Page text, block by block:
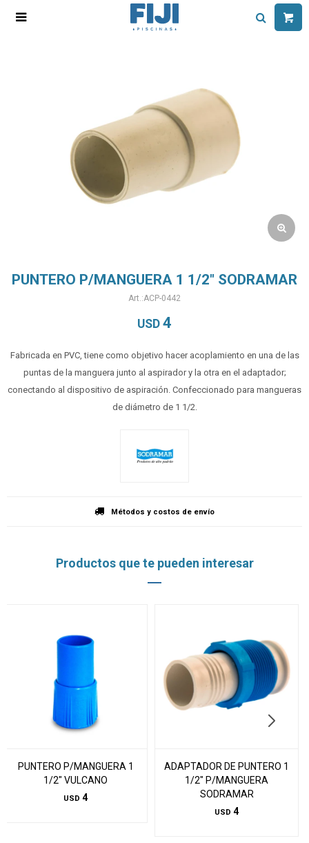

PUNTERO P/MANGUERA 1 1/2" SODRAMAR
ACP-0442
USD 4
Fabricada en PVC, tiene como objetivo hacer acoplamiento en una de las
puntas de la manguera junto al aspirador y la otra en el adaptador;
conectando al dispositivo de aspiración. Confeccionado para mangueras
de diámetro de 1 1/2.
Métodos y costos de envío
Productos que te pueden interesar
PUNTERO P/MANGUERA 1
1/2" VULCANO
USD 4
ADAPTADOR DE PUNTERO 1
1/2" P/MANGUERA
SODRAMAR
USD 4